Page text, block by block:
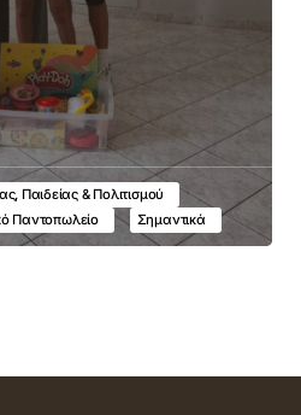
Παιδείας & Πολιτισμού
Παντοπωλείο Σημαντικά